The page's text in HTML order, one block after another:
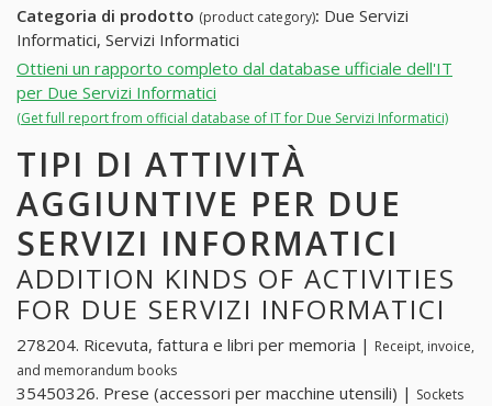
Categoria di prodotto (product category): Due Servizi
Informatici, Servizi Informatici
Ottieni un rapporto completo dal database ufficiale dell'IT
per Due Servizi Informatici
(Get full report from official database of IT for Due Servizi Informatici)
TIPI DI ATTIVITÀ
AGGIUNTIVE PER DUE
SERVIZI INFORMATICI
ADDITION KINDS OF ACTIVITIES
FOR DUE SERVIZI INFORMATICI
278204. Ricevuta, fattura e libri per memoria | Receipt, invoice,
and memorandum books
35450326. Prese (accessori per macchine utensili) | Sockets